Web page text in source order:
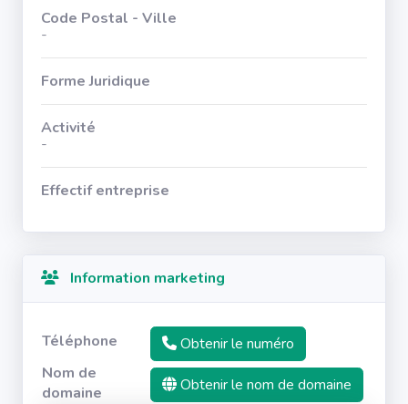
Code Postal - Ville
-
Forme Juridique
Activité
-
Effectif entreprise
Information marketing
Téléphone
Obtenir le numéro
Nom de
domaine
Obtenir le nom de domaine